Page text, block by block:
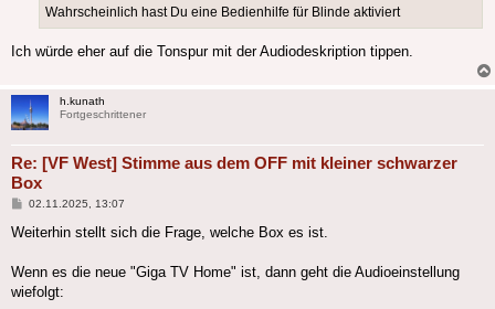
Wahrscheinlich hast Du eine Bedienhilfe für Blinde aktiviert
Ich würde eher auf die Tonspur mit der Audiodeskription tippen.
h.kunath
Fortgeschrittener
Re: [VF West] Stimme aus dem OFF mit kleiner schwarzer
Box
Beitrag
02.11.2025, 13:07
Weiterhin stellt sich die Frage, welche Box es ist.
Wenn es die neue "Giga TV Home" ist, dann geht die Audioeinstellung
wiefolgt: